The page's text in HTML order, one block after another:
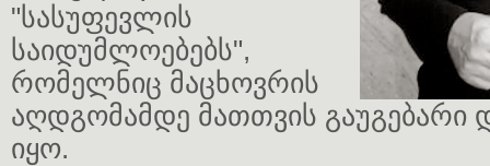
"სასუფევლის
საიდუმლოებებს",
რომელნიც მაცხოვრის
აღდგომამდე მათთვის გაუგებარი
იყო.